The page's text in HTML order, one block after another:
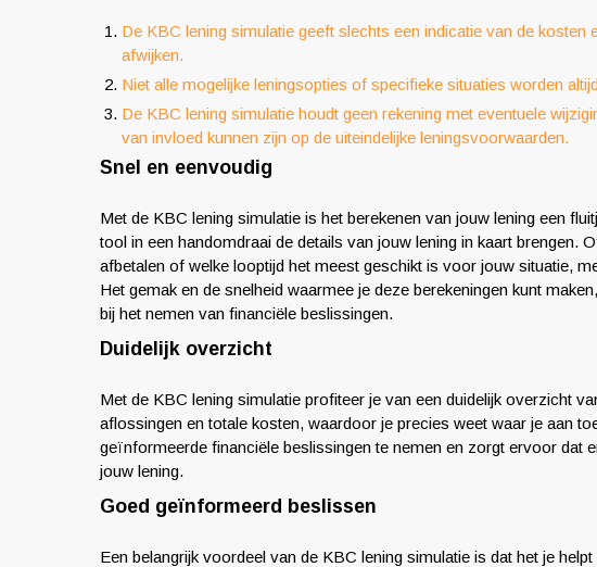
De KBC lening simulatie geeft slechts een indicatie van de
afwijken.
Niet alle mogelijke leningsopties of specifieke situaties worden
De KBC lening simulatie houdt geen rekening met eventuele
van invloed kunnen zijn op de uiteindelijke leningsvoorwaarden.
Snel en eenvoudig
Met de KBC lening simulatie is het berekenen van jouw lening een
tool in een handomdraai de details van jouw lening in kaart brengen.
afbetalen of welke looptijd het meest geschikt is voor jouw situatie,
Het gemak en de snelheid waarmee je deze berekeningen kunt
bij het nemen van financiële beslissingen.
Duidelijk overzicht
Met de KBC lening simulatie profiteer je van een duidelijk overzicht
aflossingen en totale kosten, waardoor je precies weet waar je aan
geïnformeerde financiële beslissingen te nemen en zorgt ervoor dat
jouw lening.
Goed geïnformeerd beslissen
Een belangrijk voordeel van de KBC lening simulatie is dat het je